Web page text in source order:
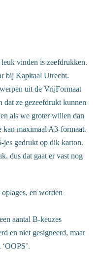
vinden is zeefdrukken.
bij Kapitaal Utrecht.
uit de VrijFormaat
dat ze gezeefdrukt kunnen
als we groter willen dan
kan maximaal A3-formaat.
jes gedrukt op dik karton.
dus dat gaat er vast nog
en worden
aantal B-keuzes
en niet gesigneerd, maar